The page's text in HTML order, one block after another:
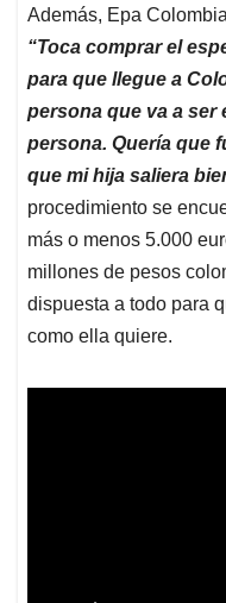
Además, Epa
“Toca comprar el
para que llegue a
persona que va a ser
persona. Quería que
que mi hija saliera
procedimiento se
más o menos 5.000
millones de pesos
dispuesta a todo para
como ella quiere.